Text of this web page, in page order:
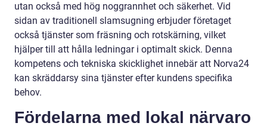
utan också med hög noggrannhet och säkerhet. Vid
sidan av traditionell slamsugning erbjuder företaget
också tjänster som fräsning och rotskärning, vilket
hjälper till att hålla ledningar i optimalt skick. Denna
kompetens och tekniska skicklighet innebär att Norva24
kan skräddarsy sina tjänster efter kundens specifika
behov.
Fördelarna med lokal närvaro